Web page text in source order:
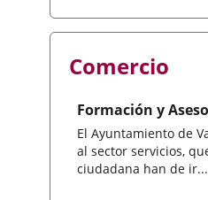
Comercio
Formación y
El Ayuntamiento de
al sector servicios,
ciudadana han de ir...